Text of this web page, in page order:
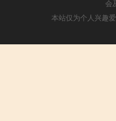
会
本站仅为个人兴趣